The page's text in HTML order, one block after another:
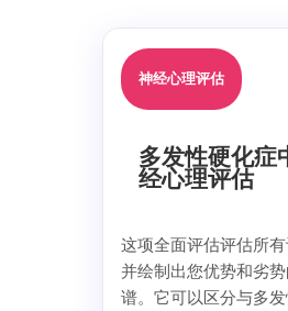
神经心理评估
多发性硬化症
经心理评估
这项全面评估评估所有
并绘制出您优势和劣
谱。它可以区分与多